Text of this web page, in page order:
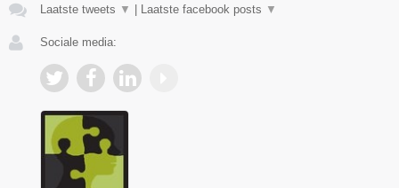
Laatste tweets ▼ Laatste facebook posts ▼
Sociale media: